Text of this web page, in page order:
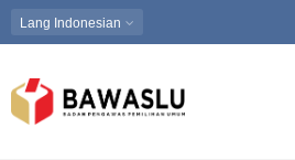
Lang Indonesian